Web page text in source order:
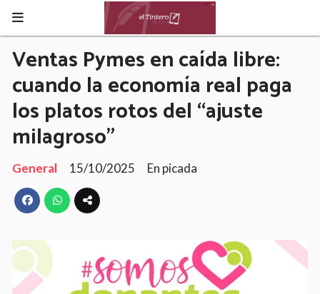
Ventas Pymes en caída libre:
cuando la economía real paga
los platos rotos del “ajuste
milagroso”
General 15/10/2025 En picada